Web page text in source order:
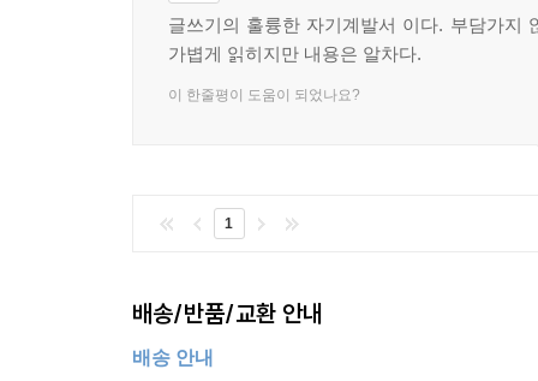
글쓰기의 훌륭한 자기계발서 이다. 부담가지
가볍게 읽히지만 내용은 알차다.
이 한줄평이 도움이 되었나요?
1
배송/반품/교환 안내
배송 안내